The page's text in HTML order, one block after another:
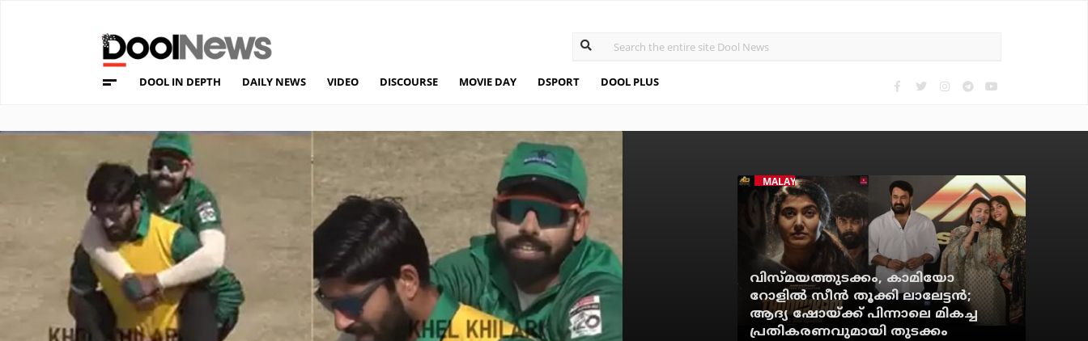
DOOL IN DEPTH DAILY NEWS VIDEO DISCOURSE MOVIE DAY DSPORT DOOL PLUS
MALAYALAM CINEMA
വിസ്മയത്തുടക്കം, കാമിയോ
റോളില്‍ സീന്‍ തൂക്കി ലാലേട്ടന്‍;
ആദ്യ ഷോയ്ക്ക് പിന്നാലെ മികച്ച
പ്രതികരണവുമായി തുടക്കം